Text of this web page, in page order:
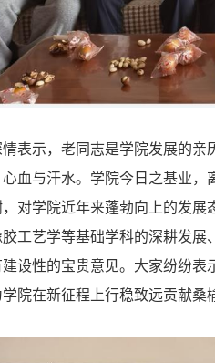
表示，老同志是学院发展的
血与汗水。学院今日之基业
对学院近年来蓬勃向上的发
工艺学等基础学科的深耕发
设性的宝贵意见。大家纷纷
院在新征程上行稳致远贡献桑